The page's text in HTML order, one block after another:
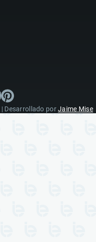
Desarrollado porJaime Mise